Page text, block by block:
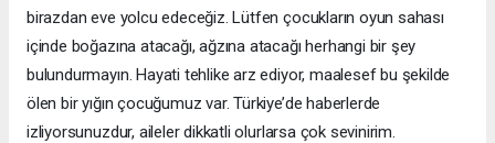
birazdan eve yolcu edeceğiz. Lütfen çocukların oyun sahası
içinde boğazına atacağı, ağzına atacağı herhangi bir şey
bulundurmayın. Hayati tehlike arz ediyor, maalesef bu şekilde
ölen bir yığın çocuğumuz var. Türkiye’de haberlerde
izliyorsunuzdur, aileler dikkatli olurlarsa çok sevinirim.